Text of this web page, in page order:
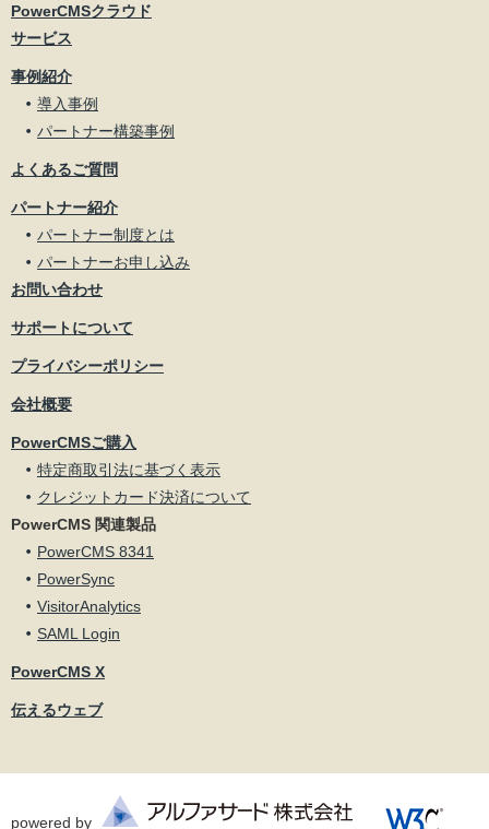
PowerCMSクラウド
サービス
事例紹介
導入事例
パートナー構築事例
よくあるご質問
パートナー紹介
パートナー制度とは
パートナーお申し込み
お問い合わせ
サポートについて
プライバシーポリシー
会社概要
PowerCMSご購入
特定商取引法に基づく表示
クレジットカード決済について
PowerCMS 関連製品
PowerCMS 8341
PowerSync
VisitorAnalytics
SAML Login
PowerCMS X
伝えるウェブ
powered by